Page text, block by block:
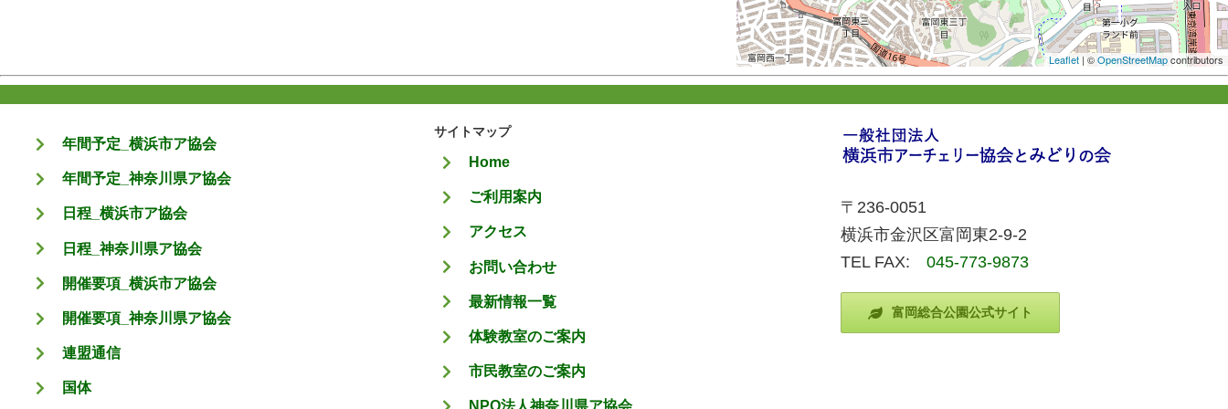
Leaflet | ©OpenStreetMapcontributors
年間予定_横浜市ア協会
年間予定_神奈川県ア協会
日程_横浜市ア協会
日程_神奈川県ア協会
開催要項_横浜市ア協会
開催要項_神奈川県ア協会
連盟通信
国体
サイトマップ
Home
ご利用案内
アクセス
お問い合わせ
最新情報一覧
体験教室のご案内
市民教室のご案内
〒236-0051
横浜市金沢区富岡東2-9-2
TEL FAX:045-773-9873
富岡総合公園公式サイト